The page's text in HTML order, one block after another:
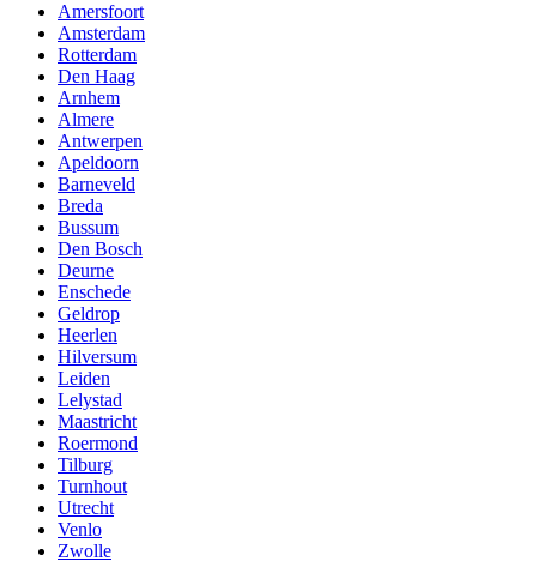
Amersfoort
Amsterdam
Rotterdam
Den Haag
Arnhem
Almere
Antwerpen
Apeldoorn
Barneveld
Breda
Bussum
Den Bosch
Deurne
Enschede
Geldrop
Heerlen
Hilversum
Leiden
Lelystad
Maastricht
Roermond
Tilburg
Turnhout
Utrecht
Venlo
Zwolle